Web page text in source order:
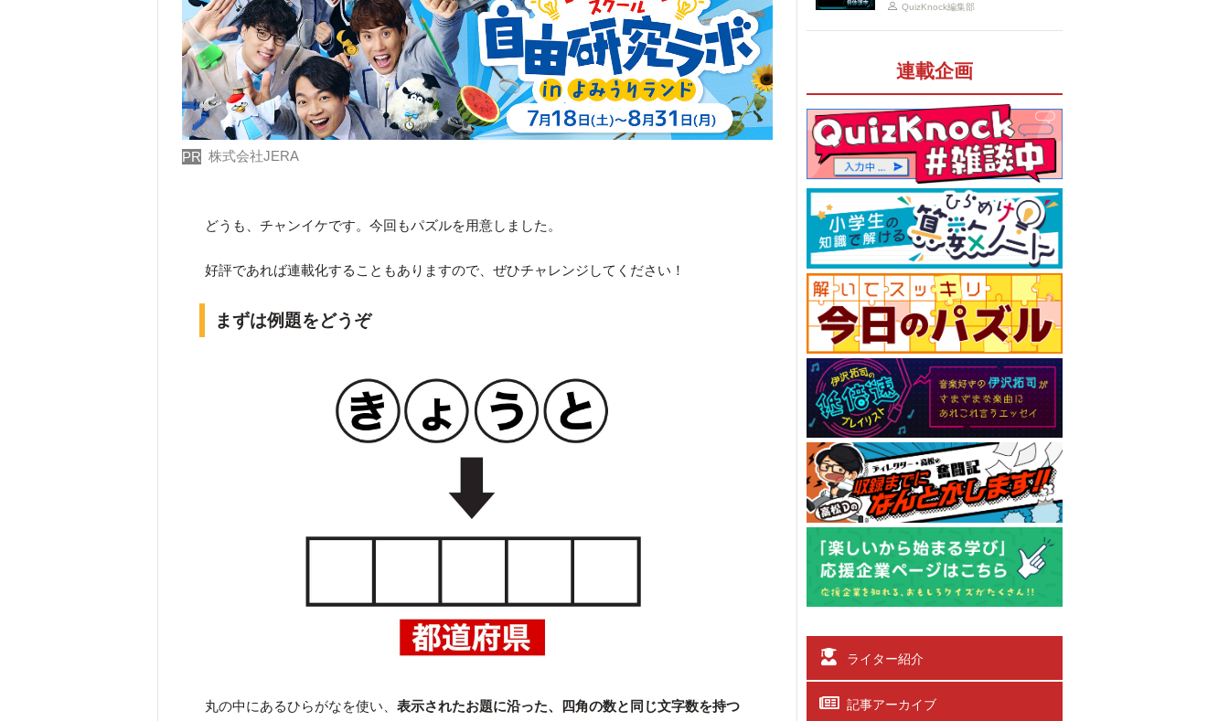
PR 株式会社JERA
どうも、チャンイケです。今回もパズルを用意しました。
好評であれば連載化することもありますので、ぜひチャレンジしてください！
まずは例題をどうぞ
丸の中にあるひらがなを使い、表示されたお題に沿った、四角の数と同じ文字数を持つ
QuizKnock編集部
連載企画
ライター紹介
記事アーカイブ